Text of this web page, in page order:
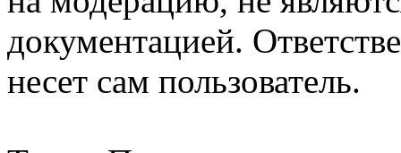
документацией.
несет сам пользователь.